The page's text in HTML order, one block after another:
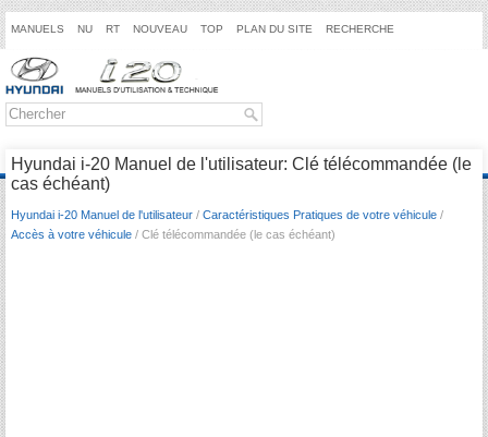
MANUELS NU RT NOUVEAU TOP PLAN DU SITE RECHERCHE
Hyundai i-20 Manuel de l'utilisateur: Clé télécommandée (le
cas échéant)
Hyundai i-20 Manuel de l'utilisateur / Caractéristiques Pratiques de votre véhicule /
Accès à votre véhicule / Clé télécommandée (le cas échéant)